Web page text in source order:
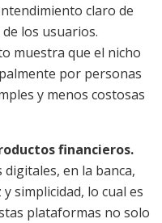
claro de
los usuarios.
muestra que el nicho
por personas
y menos costosas
financieros.
en la banca,
simplicidad, lo cual es
plataformas no solo